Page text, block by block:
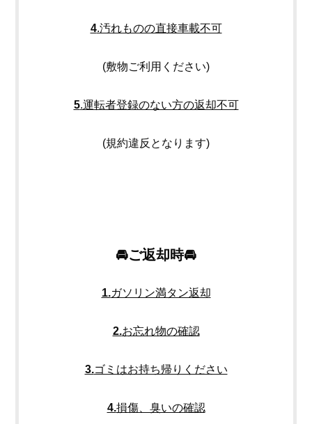
4.汚れものの直接車載不可
(敷物ご利用ください)
5.運転者登録のない方の返却不可
(規約違反となります)
🚘ご返却時🚘
1.ガソリン満タン返却
2.お忘れ物の確認
3.ゴミはお持ち帰りください
4.損傷、臭いの確認